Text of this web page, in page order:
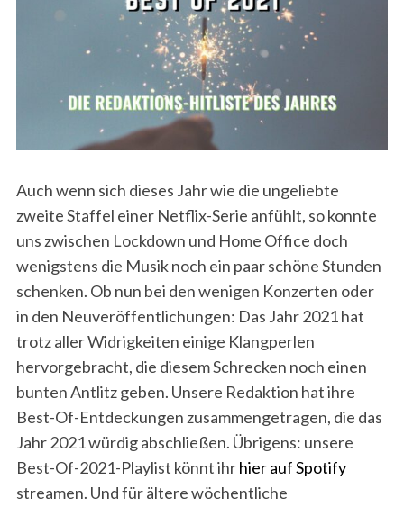
Auch wenn sich dieses Jahr wie die ungeliebte
zweite Staffel einer Netflix-Serie anfühlt, so konnte
uns zwischen Lockdown und Home Office doch
wenigstens die Musik noch ein paar schöne Stunden
schenken. Ob nun bei den wenigen Konzerten oder
in den Neuveröffentlichungen: Das Jahr 2021 hat
trotz aller Widrigkeiten einige Klangperlen
hervorgebracht, die diesem Schrecken noch einen
bunten Antlitz geben. Unsere Redaktion hat ihre
Best-Of-Entdeckungen zusammengetragen, die das
Jahr 2021 würdig abschließen. Übrigens: unsere
Best-Of-2021-Playlist könnt ihrhier auf Spotify
streamen. Und für ältere wöchentliche